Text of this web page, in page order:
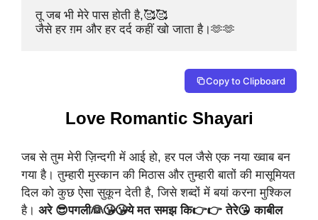
तू जब भी मेरे पास होती है,🥰🥰
जैसे हर ग़म और हर दर्द कहीं खो जाता है।🫶🫶
Copy to Clipboard
Love Romantic Shayari
जब से तुम मेरी ज़िन्दगी में आई हो, हर पल जैसे एक नया ख्वाब बन
गया है। तुम्हारी मुस्कान की मिठास और तुम्हारी बातों की मासूमियत
दिल को कुछ ऐसा सुकून देती है, जिसे शब्दों में बयां करना मुश्किल
है। अरे 😎पगली👰😘😘ये मत समझ कि👉👉 तेरे😘 काबील